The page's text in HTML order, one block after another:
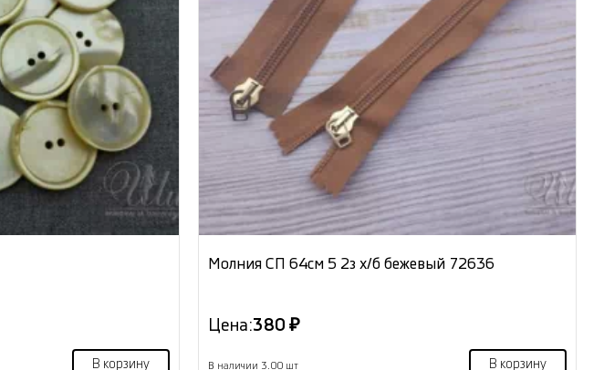
В корзину
Молния СП 64см 5 2з х/б бежевый 72636
Цена:380 ₽
В наличии 3.00 шт В корзину